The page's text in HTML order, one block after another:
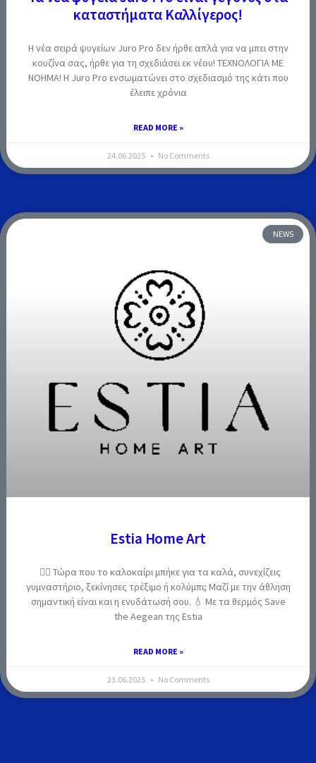
καταστήματα Καλλίγερος!
Η νέα σειρά ψυγείων Juro Pro δεν ήρθε απλά για να μπει στην
κουζίνα σας, ήρθε για τη σχεδιάσει εκ νέου! ΤΕΧΝΟΛΟΓΙΑ ΜΕ
ΝΟΗΜΑ! Η Juro Pro ενσωματώνει στο σχεδιασμό της κάτι που
έλειπε χρόνια
READ MORE »
24.06.2025 No Comments
NEWS
Estia Home Art
🏃‍♀️ Τώρα που το καλοκαίρι μπήκε για τα καλά, συνεχίζεις
γυμναστήριο, ξεκίνησες τρέξιμο ή κολύμπι; Μαζί με την άθληση
σημαντική είναι και η ενυδάτωσή σου. 💧 Με τα θερμός Save
the Aegean της Estia
READ MORE »
23.06.2025 No Comments